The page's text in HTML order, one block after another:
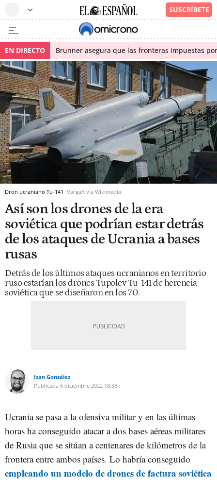
EN DIRECTO Brunner asegura que las fronteras impuestas
Dron ucraniano Tu-141 VargaA vía Wikimedia
Así son los drones de la era
soviética que podrían estar detrás
de los ataques de Ucrania a bases
rusas
Detrás de los últimos ataques ucranianos en territorio
ruso estarían los drones Tupolev Tu-141 de herencia
soviética que se diseñaron en los 70.
Izan González
Publicada 6 diciembre 2022 18:38h
Ucrania se pasa a la ofensiva militar y en las últimas
horas ha conseguido atacar a dos bases aéreas militares
de Rusia que se sitúan a centenares de kilómetros de la
frontera entre ambos países. Lo habría conseguido
empleando un modelo de drones de factura soviética